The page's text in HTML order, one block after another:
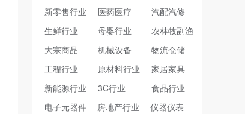
新零售行业
医药医疗
汽配汽修
生鲜行业
母婴行业
农林牧副渔
大宗商品
机械设备
物流仓储
工程行业
原材料行业
家居家具
新能源行业
3C行业
食品行业
电子元器件
房地产行业 仪器仪表